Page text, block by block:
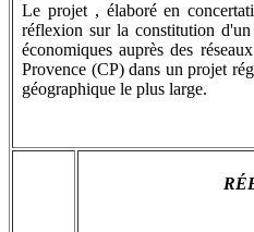
Le projet , élaboré en
réflexion sur la constitution
économiques auprès des
Provence (CP) dans un projet
géographique le plus large.